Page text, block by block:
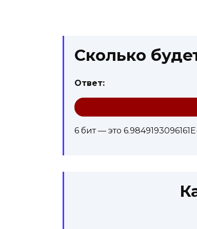
Сколько
Ответ:
6 бит — это